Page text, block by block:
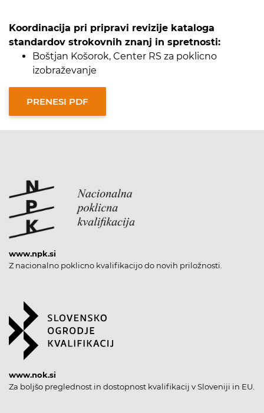
Koordinacija pri pripravi revizije kataloga
standardov strokovnih znanj in spretnosti:
Boštjan Košorok, Center RS za poklicno
izobraževanje
www.npk.si
Z nacionalno poklicno kvalifikacijo do novih priložnosti.
www.nok.si
Za boljšo preglednost in dostopnost kvalifikacij v Sloveniji in EU.